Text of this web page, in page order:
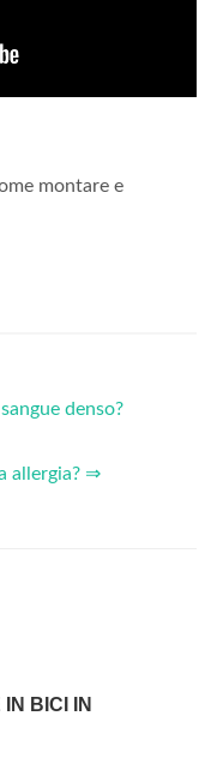
montare e
denso?
allergia? ⇒
BICI IN